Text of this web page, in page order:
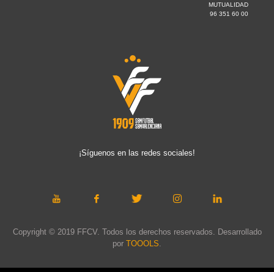
MUTUALIDAD
96 351 60 00
¡Síguenos en las redes sociales!
Copyright © 2019 FFCV. Todos los derechos reservados. Desarrollado
por TOOOLS